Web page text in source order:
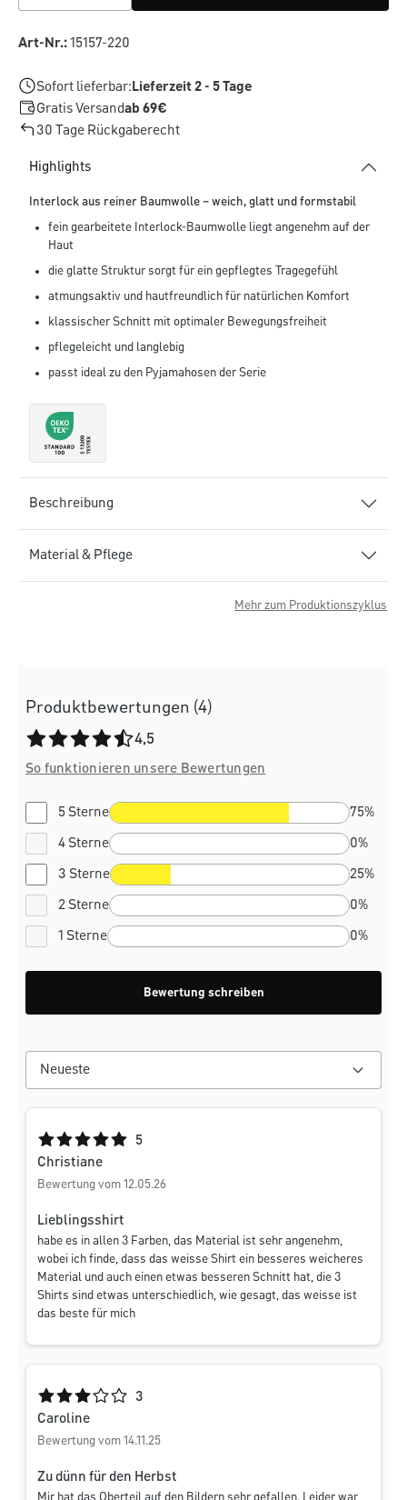
Art-Nr.:15157-220
Sofort lieferbar:Lieferzeit 2 - 5 Tage
Gratis Versandab 69€
30 Tage Rückgaberecht
Highlights
Interlock aus reiner Baumwolle – weich, glatt und formstabil
fein gearbeitete Interlock-Baumwolle liegt angenehm auf der
Haut
die glatte Struktur sorgt für ein gepflegtes Tragegefühl
atmungsaktiv und hautfreundlich für natürlichen Komfort
klassischer Schnitt mit optimaler Bewegungsfreiheit
pflegeleicht und langlebig
passt ideal zu den Pyjamahosen der Serie
Beschreibung
Material & Pflege
Mehr zum Produktionszyklus
Produktbewertungen (4)
Durchschnittliche Bewertung von 4.5 von 5 Sternen
4,5
So funktionieren unsere Bewertungen
5 Sterne 75%
4 Sterne 0%
3 Sterne 25%
2 Sterne 0%
1 Sterne 0%
Bewertung schreiben
Durchschnittliche Bewertung von 5 von 5 Sternen
5
Christiane
Bewertung vom 12.05.26
Lieblingsshirt
habe es in allen 3 Farben, das Material ist sehr angenehm,
wobei ich finde, dass das weisse Shirt ein besseres weicheres
Material und auch einen etwas besseren Schnitt hat, die 3
Shirts sind etwas unterschiedlich, wie gesagt, das weisse ist
das beste für mich
Durchschnittliche Bewertung von 3 von 5 Sternen
3
Caroline
Bewertung vom 14.11.25
Zu dünn für den Herbst